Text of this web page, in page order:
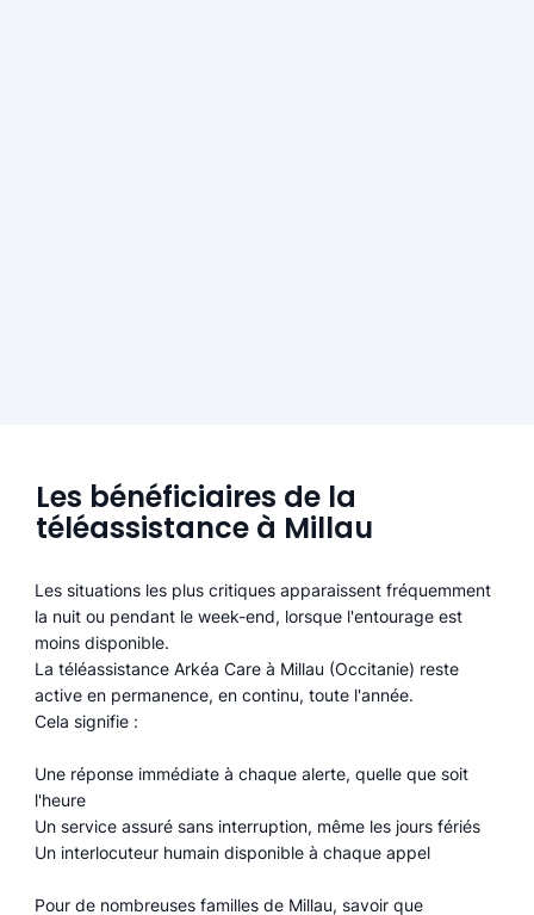
Les bénéficiaires de la
téléassistance à Millau
Les situations les plus critiques apparaissent fréquemment
la nuit ou pendant le week-end, lorsque l'entourage est
moins disponible.
La téléassistance Arkéa Care à Millau (Occitanie) reste
active en permanence, en continu, toute l'année.
Cela signifie :
Une réponse immédiate à chaque alerte, quelle que soit
l'heure
Un service assuré sans interruption, même les jours fériés
Un interlocuteur humain disponible à chaque appel
Pour de nombreuses familles de Millau, savoir que